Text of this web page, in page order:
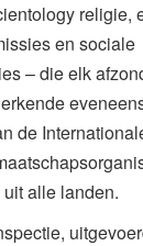
religie,
en sociale
– die elk
de
alle landen.